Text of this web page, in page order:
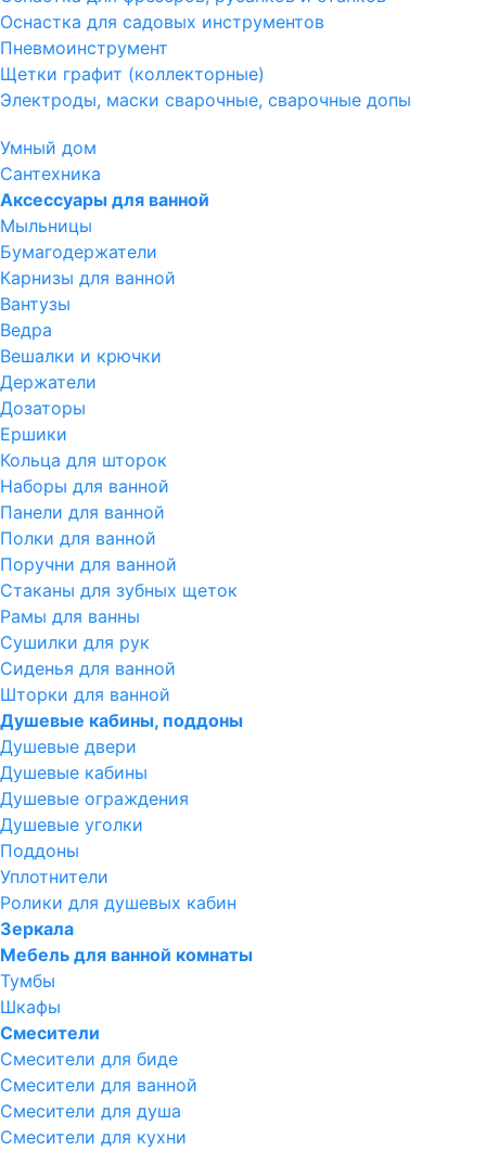
Оснастка для садовых инструментов
Пневмоинструмент
Щетки графит (коллекторные)
Электроды, маски сварочные, сварочные допы
Умный дом
Сантехника
Аксессуары для ванной
Мыльницы
Бумагодержатели
Карнизы для ванной
Вантузы
Ведра
Вешалки и крючки
Держатели
Дозаторы
Ершики
Кольца для шторок
Наборы для ванной
Панели для ванной
Полки для ванной
Поручни для ванной
Стаканы для зубных щеток
Рамы для ванны
Сушилки для рук
Сиденья для ванной
Шторки для ванной
Душевые кабины, поддоны
Душевые двери
Душевые кабины
Душевые ограждения
Душевые уголки
Поддоны
Уплотнители
Ролики для душевых кабин
Зеркала
Мебель для ванной комнаты
Тумбы
Шкафы
Смесители
Смесители для биде
Смесители для ванной
Смесители для душа
Смесители для кухни